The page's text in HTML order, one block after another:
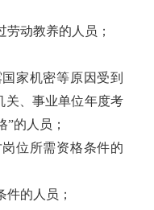
动教养的人员；
家机密等原因受到
关、事业单位年度考
”的人员；
位所需资格条件的
的人员；